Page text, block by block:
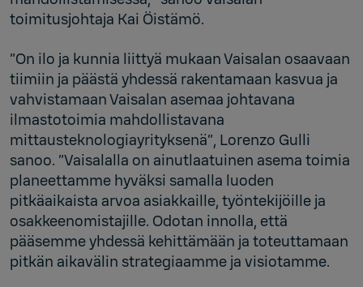
toimitusjohtaja Kai Öistämö.
”On ilo ja kunnia liittyä mukaan Vaisalan osaavaan
tiimiin ja päästä yhdessä rakentamaan kasvua ja
vahvistamaan Vaisalan asemaa johtavana
ilmastotoimia mahdollistavana
mittausteknologiayrityksenä”, Lorenzo Gulli
sanoo. ”Vaisalalla on ainutlaatuinen asema toimia
planeettamme hyväksi samalla luoden
pitkäaikaista arvoa asiakkaille, työntekijöille ja
osakkeenomistajille. Odotan innolla, että
pääsemme yhdessä kehittämään ja toteuttamaan
pitkän aikavälin strategiaamme ja visiotamme.